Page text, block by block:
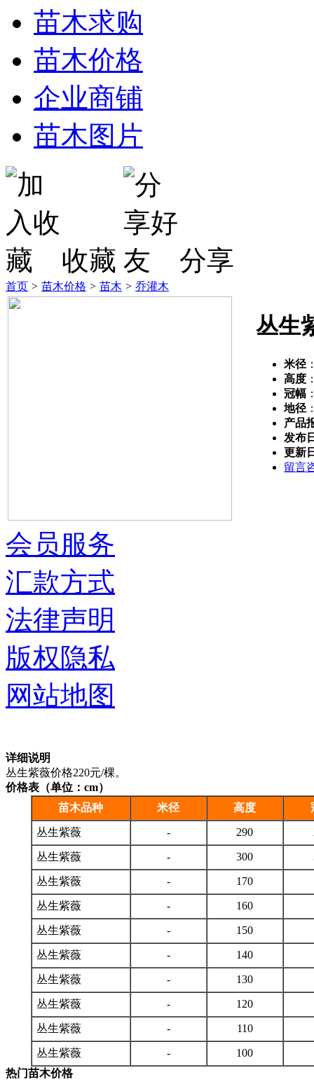
苗木求购
苗木价格
企业商铺
苗木图片
收藏 分享
首页 > 苗木价格 > 苗木 > 乔灌木
丛生
米径
高度
冠幅
地径
产品
发布
更新
留言
详细说明
丛生紫薇价格220元/棵。
价格表（单位：cm）
苗木品种
米径 高度
丛生紫薇 - 290
丛生紫薇 - 300
丛生紫薇 - 170
丛生紫薇 - 160
丛生紫薇 - 150
丛生紫薇 - 140
丛生紫薇 - 130
丛生紫薇 - 120
丛生紫薇 - 110
丛生紫薇 - 100
热门苗木价格
会员服务
汇款方式
法律声明
版权隐私
网站地图